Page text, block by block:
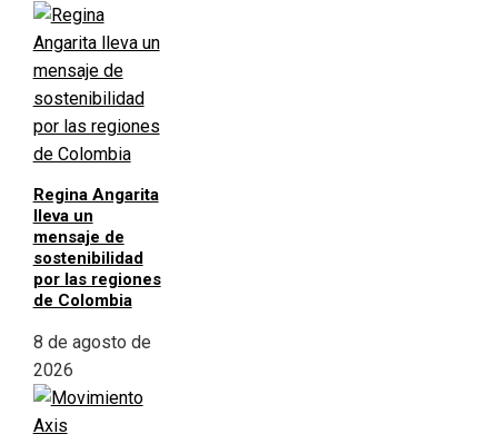
Regina Angarita
lleva un
mensaje de
sostenibilidad
por las regiones
de Colombia
8 de agosto de
2026